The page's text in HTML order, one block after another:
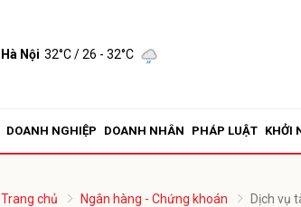
Hà Nội 32°C/ 26 - 32°C
DOANH NGHIỆP DOANH NHÂN PHÁP LUẬT KHỞI
Trang chủ Ngân hàng - Chứng khoán Dịch vụ